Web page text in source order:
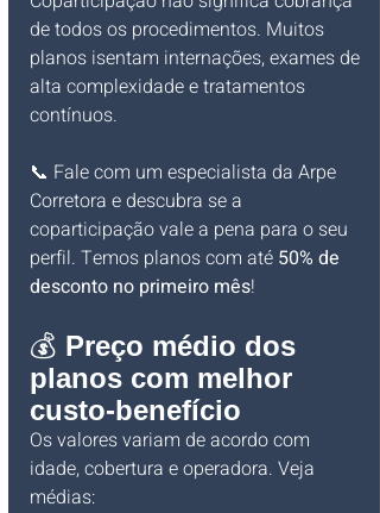
de todos os procedimentos. Muitos
planos isentam internações, exames de
alta complexidade e tratamentos
contínuos.
📞 Fale com um especialista da Arpe
Corretora e descubra se a
coparticipação vale a pena para o seu
perfil. Temos planos com até 50% de
desconto no primeiro mês!
💰 Preço médio dos
planos com melhor
custo-benefício
Os valores variam de acordo com
idade, cobertura e operadora. Veja
médias: